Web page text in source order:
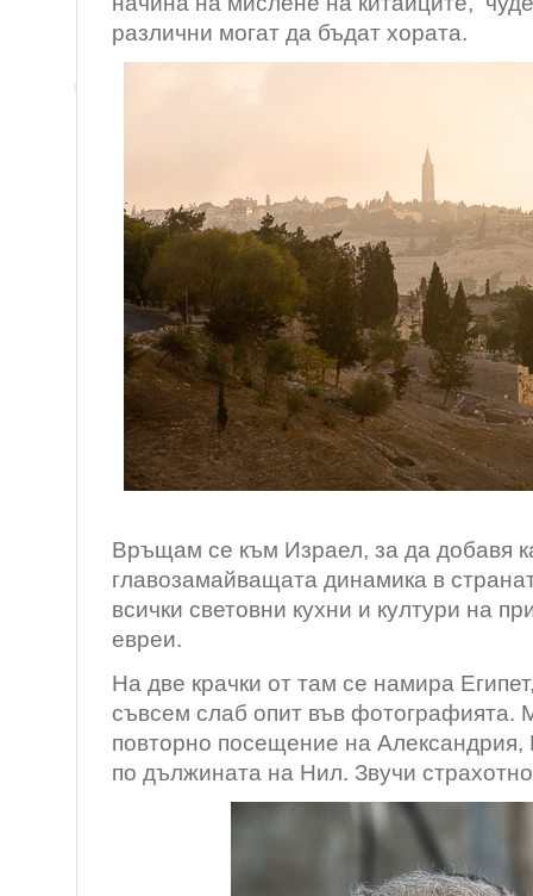
различни могат да бъдат хората.
Връщам се към Израел, за да добавя
главозамайващата динамика в
всички световни кухни и култури на
евреи.
На две крачки от там се намира
съвсем слаб опит във фотографията.
повторно посещение на Александрия,
по дължината на Нил. Звучи